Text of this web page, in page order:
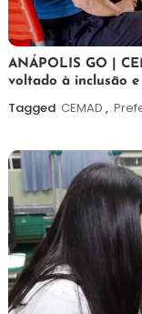
7
de
agosto
Maurilio
ANÁPOLIS GO |
voltado à inclusão
Tagged CEMAD ,